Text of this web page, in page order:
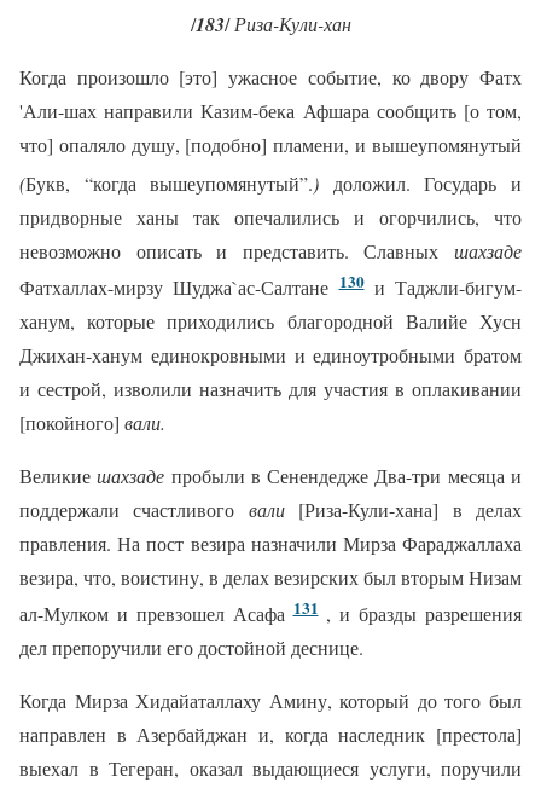
/183/Риза-Кули-хан
Когда произошло [это] ужасное событие, ко двору Фатх
'Али-шах направили Казим-бека Афшара сообщить [о том,
что] опаляло душу, [подобно] пламени, и вышеупомянутый
(Букв, “когда вышеупомянутый”.) доложил. Государь и
придворные ханы так опечалились и огорчились, что
невозможно описать и представить. Славных шахзаде
Фатхаллах-мирзу Шуджа`ас-Салтане130и Таджли-бигум-
ханум, которые приходились благородной Валийе Хусн
Джихан-ханум единокровными и единоутробными братом
и сестрой, изволили назначить для участия в оплакивании
[покойного] вали.
Великиешахзаде пробыли в Сенендедже Два-три месяца и
поддержали счастливого вали [Риза-Кули-хана] в делах
правления. На пост везира назначили Мирза Фараджаллаха
везира, что, воистину, в делах везирских был вторым Низам
ал-Мулком и превзошел Асафа131, и бразды разрешения
дел препоручили его достойной деснице.
Когда Мирза Хидайаталлаху Амину, который до того был
направлен в Азербайджан и, когда наследник [престола]
выехал в Тегеран, оказал выдающиеся услуги, поручили